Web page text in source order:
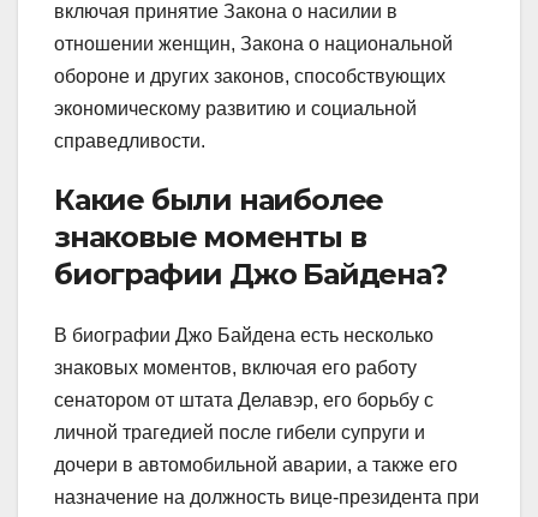
включая принятие Закона о насилии в
отношении женщин, Закона о национальной
обороне и других законов, способствующих
экономическому развитию и социальной
справедливости.
Какие были наиболее
знаковые моменты в
биографии Джо Байдена?
В биографии Джо Байдена есть несколько
знаковых моментов, включая его работу
сенатором от штата Делавэр, его борьбу с
личной трагедией после гибели супруги и
дочери в автомобильной аварии, а также его
назначение на должность вице-президента при